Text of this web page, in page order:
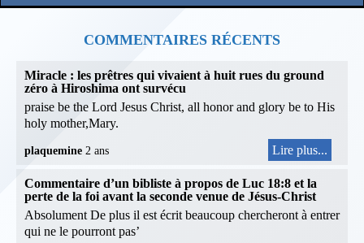
COMMENTAIRES RÉCENTS
Miracle : les prêtres qui vivaient à huit rues du ground
zéro à Hiroshima ont survécu
praise be the Lord Jesus Christ, all honor and glory be to His
holy mother,Mary.
plaquemine 2 ans Lire plus...
Commentaire d’un bibliste à propos de Luc 18:8 et la
perte de la foi avant la seconde venue de Jésus-Christ
Absolument De plus il est écrit beaucoup chercheront à entrer
qui ne le pourront pas’